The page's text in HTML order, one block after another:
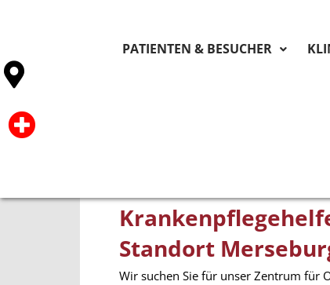
PATIENTEN & BESUCHER
Standort
Wir suchen Sie für unser Zentrum für